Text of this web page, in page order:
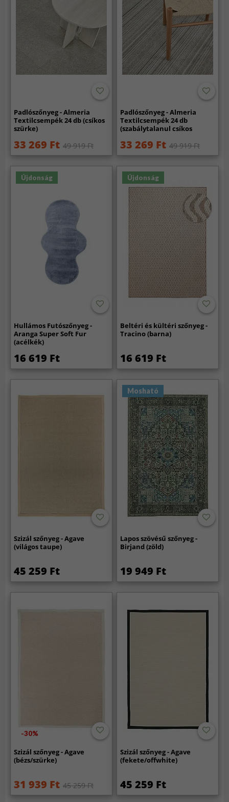
Padlószőnyeg - Almeria
Textilcsempék 24 db (csíkos
szürke)
33 269 Ft 49 919 Ft
Padlószőnyeg - Almeria
Textilcsempék 24 db
(szabálytalanul csíkos
33 269 Ft 49 919 Ft
Újdonság
Hullámos Futószőnyeg -
Aranga Super Soft Fur
(acélkék)
16 619 Ft
Újdonság
Beltéri és kültéri szőnyeg -
Tracino (barna)
16 619 Ft
Szizál szőnyeg - Agave
(világos taupe)
45 259 Ft
Mosható
Lapos szövésű szőnyeg -
Birjand (zöld)
19 949 Ft
-30%
Szizál szőnyeg - Agave
(bézs/szürke)
31 939 Ft 45 259 Ft
Szizál szőnyeg - Agave
(fekete/offwhite)
45 259 Ft